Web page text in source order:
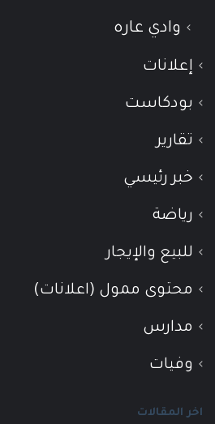
وادي عاره
إعلانات
بودكاست
تقارير
خبر رئيسي
رياضة
للبيع والإيجار
محتوى ممول (اعلانات)
مدارس
وفيات
اخر المقالات